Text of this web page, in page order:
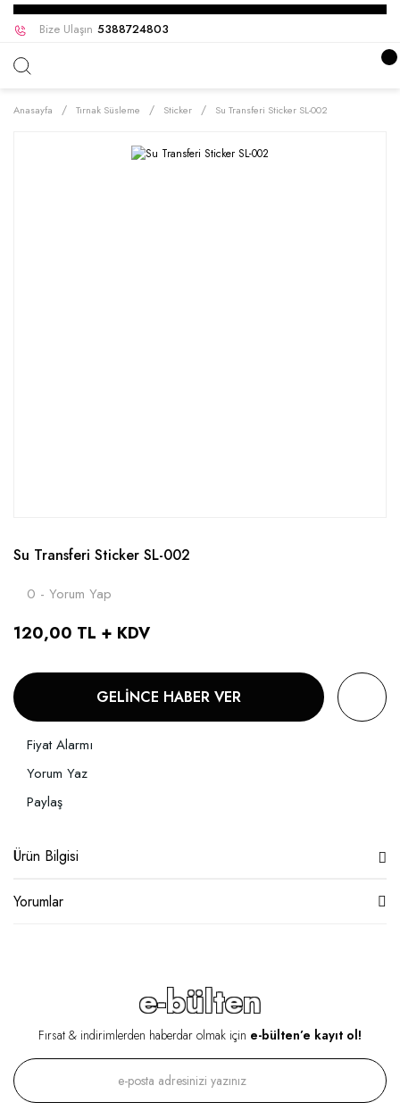
Bize Ulaşın 5388724803
Anasayfa Tırnak Süsleme Sticker Su Transferi Sticker SL-002
Su Transferi Sticker SL-002
0 - Yorum Yap
120,00 TL + KDV
GELİNCE HABER VER
Fiyat Alarmı
Yorum Yaz
Paylaş
Ürün Bilgisi
Yorumlar
e-bülten
Fırsat & indirimlerden haberdar olmak için e-bülten’e kayıt ol!